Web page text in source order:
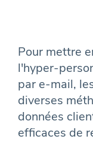
Pour mettre
l'hyper-
par e-mail,
diverses
données
efficaces de